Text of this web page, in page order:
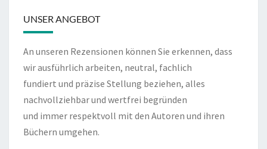
UNSER ANGEBOT
An unseren Rezensionen können Sie erkennen, dass
wir ausführlich arbeiten, neutral, fachlich
fundiert und präzise Stellung beziehen, alles
nachvollziehbar und wertfrei begründen
und immer respektvoll mit den Autoren und ihren
Büchern umgehen.